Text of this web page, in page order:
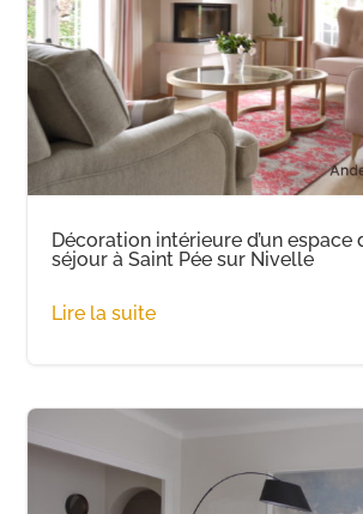
Décoration intérieure d’un espace
séjour à Saint Pée sur Nivelle
Lire la suite